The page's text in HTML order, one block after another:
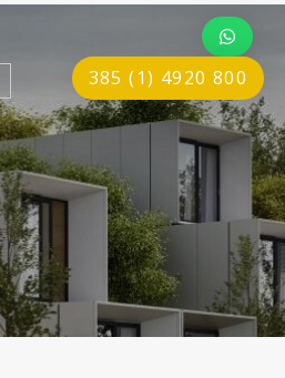
385 (1) 4920 800